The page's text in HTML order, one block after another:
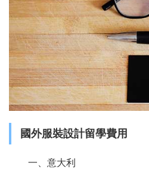
國外服裝設計留學費用
一、意大利